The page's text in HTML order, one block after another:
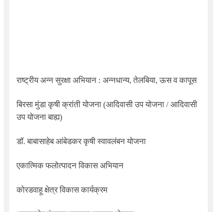
राष्ट्रीय अन्न सुरक्षा अभियान : अन्नधान्य,तेलबिया,ऊस व कापूस
बिरसा मुंडा कृषी क्रांती योजना (आदिवासी उप योजना / आदिवासी
उप योजना बाह्य)
डॉ. बाबासाहेब आंबेडकर कृषी स्वावलंबन योजना
एकात्मिक फलोत्पादन विकास अभियान
कोरडवाहू क्षेत्र विकास कार्यक्रम